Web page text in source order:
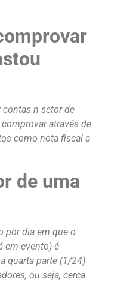
contas n setor de
através de
como nota fiscal a
de uma
por dia em que o
em evento) é
quarta parte (1/24)
ou seja, cerca